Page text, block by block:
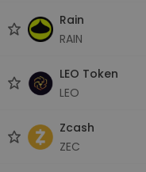
Rain
RAIN
LEO Token
LEO
Zcash
ZEC